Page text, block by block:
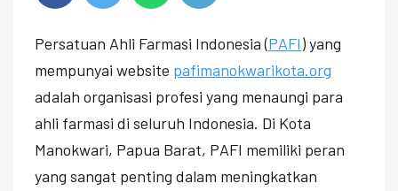
Persatuan Ahli Farmasi Indonesia (PAFI) yang
mempunyai website pafimanokwarikota.org
adalah organisasi profesi yang menaungi para
ahli farmasi di seluruh Indonesia. Di Kota
Manokwari, Papua Barat, PAFI memiliki peran
yang sangat penting dalam meningkatkan